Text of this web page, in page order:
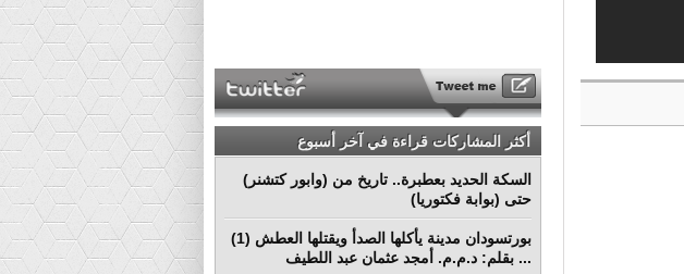
أكثر المشاركات قراءة في آخر أسبوع
السكة الحديد بعطبرة.. تاريخ من (وابور كتشنر)
حتى (بوابة فكتوريا)
بورتسودان مدينة يأكلها الصدأ ويقتلها العطش (1)
... بقلم: د.م.م. أمجد عثمان عبد اللطيف